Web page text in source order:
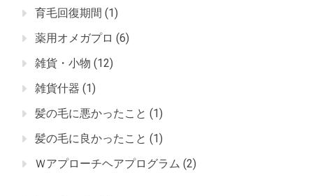
育毛回復期間 (1)
薬用オメガプロ (6)
雑貨・小物 (12)
雑貨什器 (1)
髪の毛に悪かったこと (1)
髪の毛に良かったこと (1)
Ｗアプローチヘアプログラム (2)